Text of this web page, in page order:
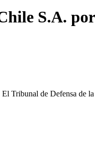
S.A.
Tribunal de Defensa de